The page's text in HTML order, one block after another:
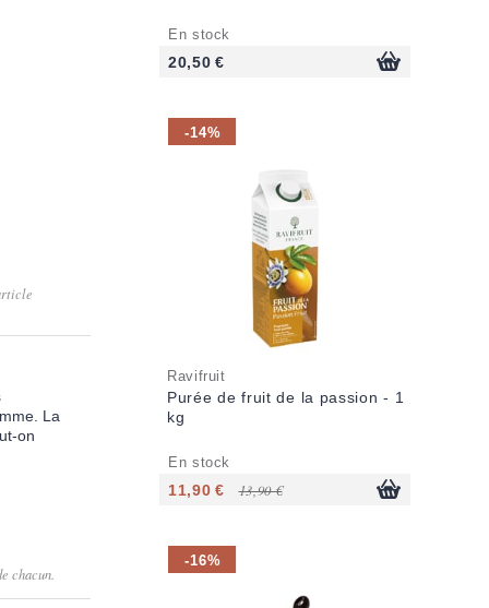
En stock
20,50 €
-14%
Ravifruit
Purée de fruit de la passion - 1
kg
En stock
11,90 € 13,90 €
-16%
La
on
chacun.